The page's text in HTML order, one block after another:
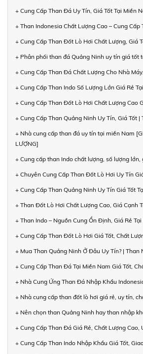
+ Cung Cấp Than Đá Uy Tín, Giá Tốt Tại Miền
+ Than Indonesia Chất Lượng Cao – Cung Cấp
+ Cung Cấp Than Đốt Lò Hơi Chất Lượng, Giá
+ Phân phối than đá Quảng Ninh uy tín giá tốt
+ Cung Cấp Than Đá Chất Lượng Cho Nhà
+ Cung Cấp Than Indo Số Lượng Lớn Giá Rẻ
+ Cung Cấp Than Đốt Lò Hơi Chất Lượng Cao
+ Cung Cấp Than Quảng Ninh Uy Tín, Giá Tốt |
+ Nhà cung cấp than đá uy tín tại miền Nam
LƯỢNG]
+ Cung cấp than Indo chất lượng, số lượng lớn,
+ Chuyên Cung Cấp Than Đốt Lò Hơi Uy Tín
+ Cung Cấp Than Quảng Ninh Uy Tín Giá Tốt
+ Than Đốt Lò Hơi Chất Lượng Cao, Giá Cạnh
+ Than Indo – Nguồn Cung Ổn Định, Giá Rẻ
+ Cung Cấp Than Đốt Lò Hơi Giá Tốt, Chất
+ Mua Than Quảng Ninh Ở Đâu Uy Tín? | Than
+ Cung Cấp Than Đá Tại Miền Nam Giá Tốt,
+ Nhà Cung Ứng Than Đá Nhập Khẩu
+ Nhà cung cấp than đốt lò hơi giá rẻ, uy tín,
+ Nên chọn than Quảng Ninh hay than nhập
+ Cung Cấp Than Đá Giá Rẻ, Chất Lượng Cao,
+ Cung Cấp Than Indo Nhập Khẩu Giá Tốt,